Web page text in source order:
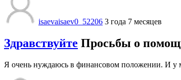
isaevaisaev0_52206 3 года 7 месяцев
Здравствуйте Просьбы о
Я очень нуждаюсь в финансовом положении. И у